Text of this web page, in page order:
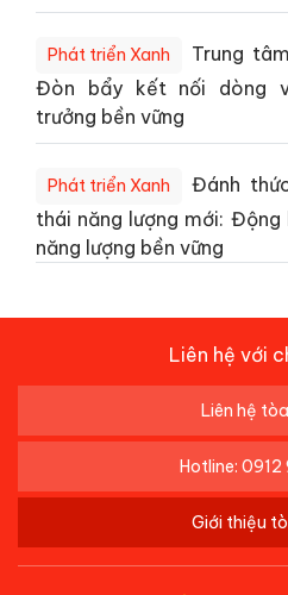
Phát triển Xanh
Trung
Đòn bẩy kết nối dòng
trưởng bền vững
Phát triển Xanh
Đánh
thái năng lượng mới:
năng lượng bền vững
Liên hệ với
Liên hệ
Hotline:
Giới thiệu